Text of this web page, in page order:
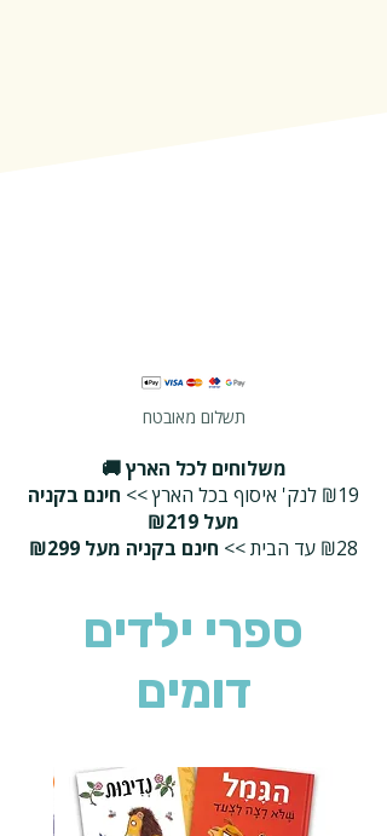
תשלום מאובטח
משלוחים לכל הארץ 🚚
₪19 לנק' איסוף בכל הארץ >>
חינם בקניה
מעל ₪219
₪28 עד הבית >>
חינם בקניה מעל ₪299
ספרי ילדים
דומים